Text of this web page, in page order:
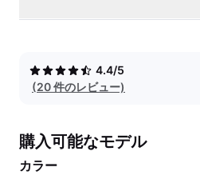
4.4/5
(20 件のレビュー)
購入可能なモデル
カラー